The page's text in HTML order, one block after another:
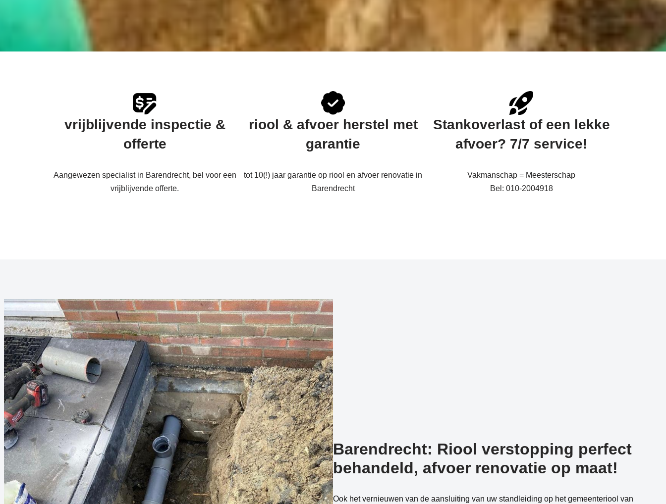
vrijblijvende inspectie &
offerte
Aangewezen specialist in Barendrecht, bel voor een
vrijblijvende offerte.
riool & afvoer herstel met
garantie
tot 10(!) jaar garantie op riool en afvoer renovatie in
Barendrecht
Stankoverlast of een lekke
afvoer? 7/7 service!
Vakmanschap = Meesterschap
Bel: 010-2004918
Barendrecht: Riool verstopping perfect
behandeld, afvoer renovatie op maat!
Ook het vernieuwen van de aansluiting van uw standleiding op het gemeenteriool van